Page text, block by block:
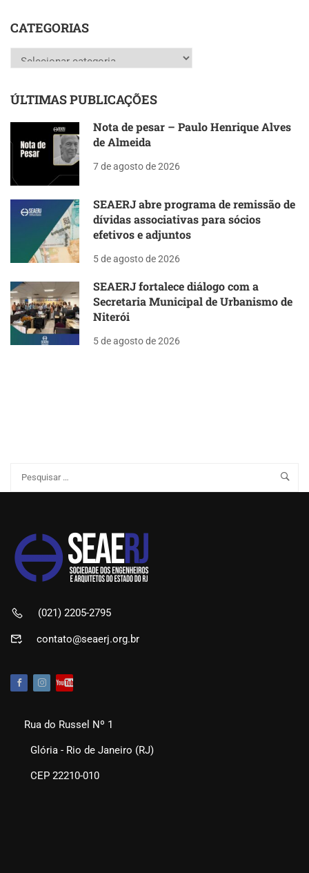
CATEGORIAS
Categorias
ÚLTIMAS PUBLICAÇÕES
Nota de pesar – Paulo Henrique Alves
de Almeida
7 de agosto de 2026
SEAERJ abre programa de remissão de
dívidas associativas para sócios
efetivos e adjuntos
5 de agosto de 2026
SEAERJ fortalece diálogo com a
Secretaria Municipal de Urbanismo de
Niterói
5 de agosto de 2026
(021) 2205-2795
contato@seaerj.org.br
Rua do Russel Nº 1
Glória - Rio de Janeiro (RJ)
CEP 22210-010